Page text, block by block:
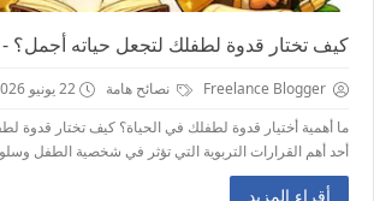
كيف تختار قدوة لطفلك لتجعل حياته أجمل؟ -
Freelance Blogger نصائح هامة
22 يونيو 2026
ما أهمية أختيار قدوة لطفلك في الحياة؟ كيف تختار قدوة
أحد أهم القرارات التربوية التي تؤثر في شخصية الطفل
أقراء المزيد